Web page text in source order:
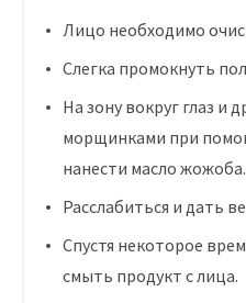
Лицо необходимо
Слегка промокнуть
На зону вокруг глаз и
морщинками при
нанести масло жожоба.
Расслабиться и дать
Спустя некоторое
смыть продукт с лица.